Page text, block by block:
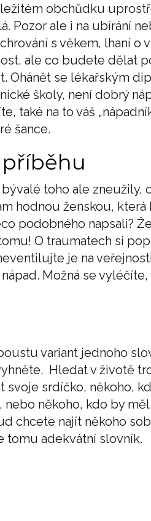
obchůdku
Pozor ale i na ubírání
s věkem, lhaní o
ale co budete dělat
Ohánět se lékařským
školy, není dobrý
také na to váš
šance.
toho ale zneužily,
hodnou ženskou, která
podobného napsali?
O traumatech si
je na
Možná se vyléčíte,
variant jednoho
Hledat v životě
srdíčko, někoho,
někoho, kdo by
chcete najít někoho
tomu adekvátní slovník.